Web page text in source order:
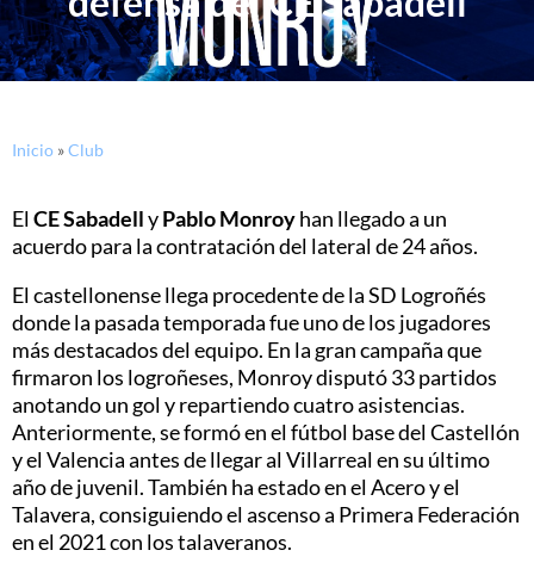
Inicio »Club
ElCE SabadellyPablo Monroyhan llegado a un
acuerdo para la contratación del lateral de 24 años.
El castellonense llega procedente de la SD Logroñés
donde la pasada temporada fue uno de los jugadores
más destacados del equipo. En la gran campaña que
firmaron los logroñeses, Monroy disputó 33 partidos
anotando un gol y repartiendo cuatro asistencias.
Anteriormente, se formó en el fútbol base del Castellón
y el Valencia antes de llegar al Villarreal en su último
año de juvenil. También ha estado en el Acero y el
Talavera, consiguiendo el ascenso a Primera Federación
en el 2021 con los talaveranos.